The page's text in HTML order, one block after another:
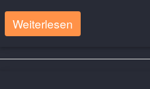
Weiterlesen